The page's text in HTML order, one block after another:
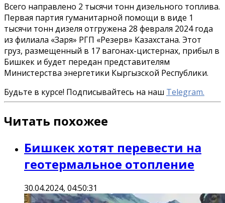
Всего направлено 2 тысячи тонн дизельного топлива.
Первая партия гуманитарной помощи в виде 1
тысячи тонн дизеля отгружена 28 февраля 2024 года
из филиала «Заря» РГП «Резерв» Казахстана. Этот
груз, размещенный в 17 вагонах-цистернах, прибыл в
Бишкек и будет передан представителям
Министерства энергетики Кыргызской Республики.
Будьте в курсе! Подписывайтесь на наш Telegram.
Читать похожее
Бишкек хотят перевести на
геотермальное отопление
30.04.2024, 04:50:31